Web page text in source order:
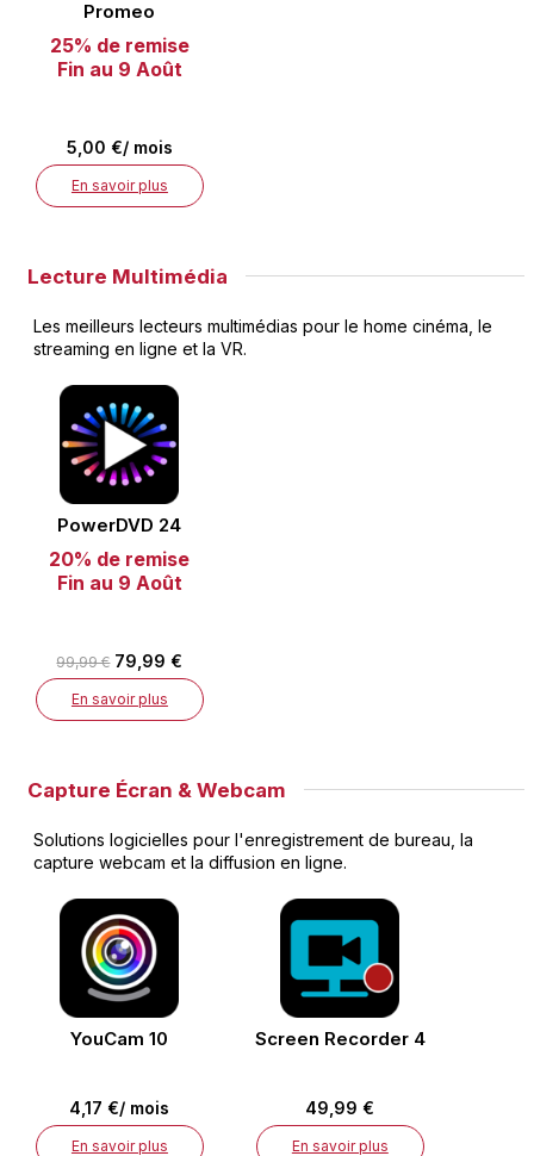
Promeo
25% de remise
Fin au 9 Août
5,00 €/ mois
En savoir plus
Lecture Multimédia
Les meilleurs lecteurs multimédias pour le home cinéma, le
streaming en ligne et la VR.
PowerDVD 24
20% de remise
Fin au 9 Août
99,99 € 79,99 €
En savoir plus
Capture Écran & Webcam
Solutions logicielles pour l'enregistrement de bureau, la
capture webcam et la diffusion en ligne.
YouCam 10
4,17 €/ mois
En savoir plus
Screen Recorder 4
49,99 €
En savoir plus